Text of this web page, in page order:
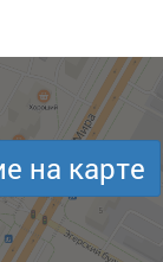
на карте